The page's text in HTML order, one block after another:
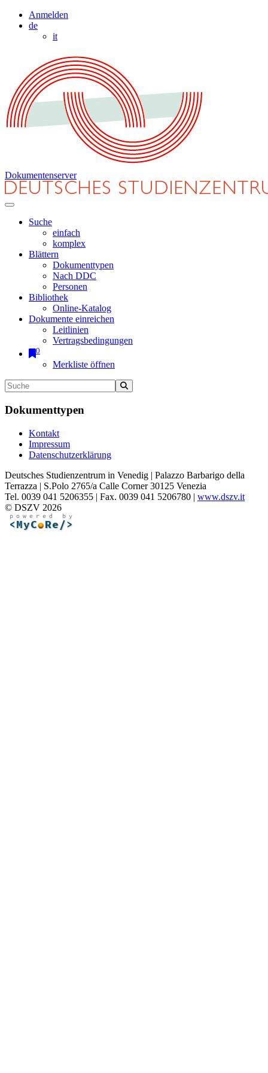
Anmelden
de
it
Dokumentenserver
Suche
einfach
komplex
Blättern
Dokumenttypen
Nach DDC
Personen
Bibliothek
Online-Katalog
Dokumente einreichen
Leitlinien
Vertragsbedingungen
0
Merkliste öffnen
Dokumenttypen
Kontakt
Impressum
Datenschutzerklärung
Deutsches Studienzentrum in Venedig | Palazzo Barbarigo della
Terrazza | S.Polo 2765/a Calle Corner 30125 Venezia
Tel. 0039 041 5206355 | Fax. 0039 041 5206780 | www.dszv.it
© DSZV 2026